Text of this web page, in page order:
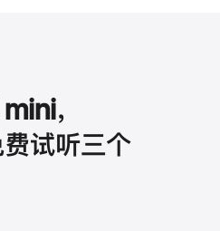
，
试听三个